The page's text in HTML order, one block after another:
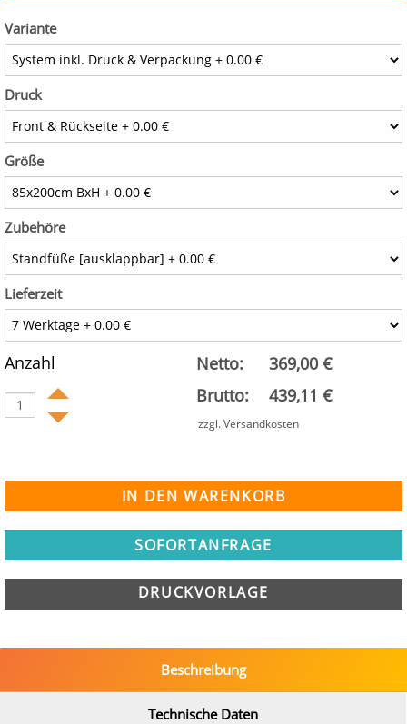
Variante
Druck
Größe
Zubehöre
Lieferzeit
Anzahl Netto:
369,00 €
Brutto:
439,11 €
zzgl. Versandkosten
SOFORTANFRAGE
DRUCKVORLAGE
Beschreibung
Technische Daten